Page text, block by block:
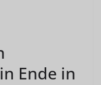
Ende in